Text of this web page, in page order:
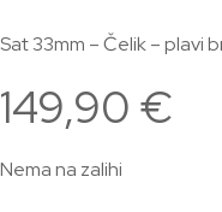
Sat 33mm – Čelik – plavi
149,90 €
Nema na zalihi